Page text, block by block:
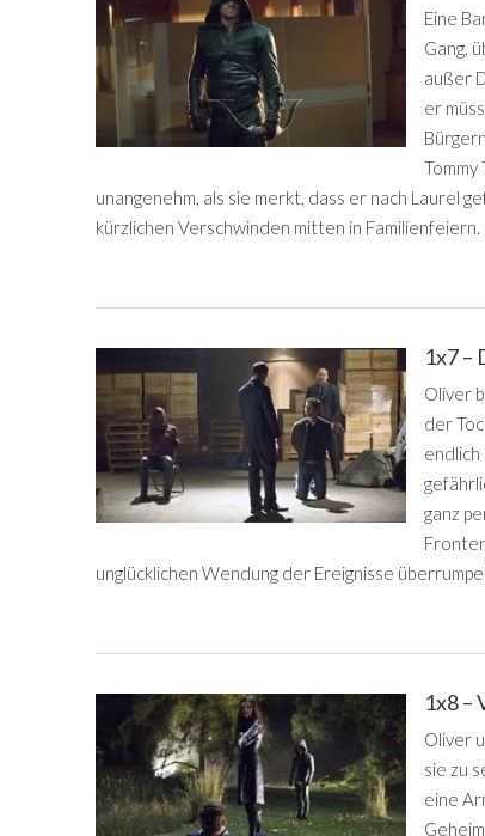
Eine
Gang,
außer
er
unangenehm, als sie merkt, dass er nach Laurel
kürzlichen Verschwinden mitten in Familienfeiern.
1x7 –
Oliver
der
endlich
ganz
unglücklichen Wendung der Ereignisse
1x8 –
Oliver
sie zu
eine